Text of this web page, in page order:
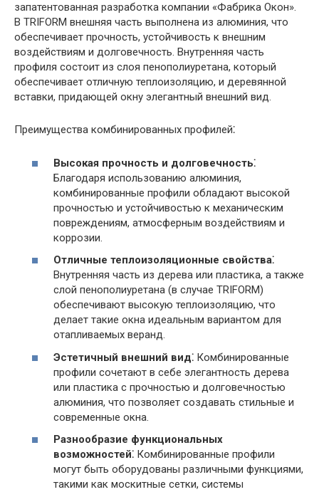
запатентованная разработка компании «Фабрика Окон».
В TRIFORM внешняя часть выполнена из алюминия, что
обеспечивает прочность, устойчивость к внешним
воздействиям и долговечность. Внутренняя часть
профиля состоит из слоя пенополиуретана, который
обеспечивает отличную теплоизоляцию, и деревянной
вставки, придающей окну элегантный внешний вид.
Преимущества комбинированных профилей⁚
Высокая прочность и долговечность⁚
Благодаря использованию алюминия,
комбинированные профили обладают высокой
прочностью и устойчивостью к механическим
повреждениям, атмосферным воздействиям и
коррозии.
Отличные теплоизоляционные свойства⁚
Внутренняя часть из дерева или пластика, а также
слой пенополиуретана (в случае TRIFORM)
обеспечивают высокую теплоизоляцию, что
делает такие окна идеальным вариантом для
отапливаемых веранд.
Эстетичный внешний вид⁚ Комбинированные
профили сочетают в себе элегантность дерева
или пластика с прочностью и долговечностью
алюминия, что позволяет создавать стильные и
современные окна.
Разнообразие функциональных
возможностей⁚ Комбинированные профили
могут быть оборудованы различными функциями,
такими как москитные сетки, системы